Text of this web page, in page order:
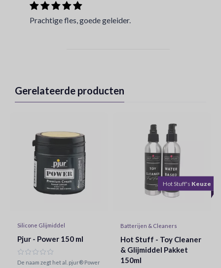
Prachtige fles, goede geleider.
Gerelateerde producten
Silicone Glijmiddel
Pjur - Power 150 ml
De naam zegt het al. pjur® Power
Hot Stuff's Keuze
Batterijen & Cleaners
Hot Stuff - Toy Cleaner
& Glijmiddel Pakket
150ml